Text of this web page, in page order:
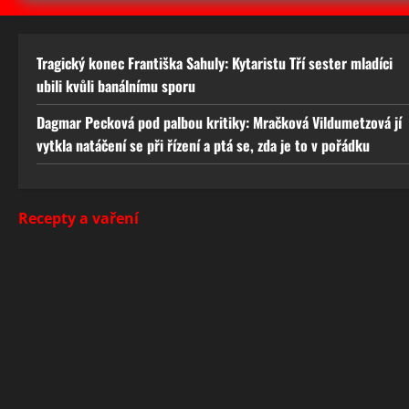
Tragický konec Františka Sahuly: Kytaristu Tří sester mladíci
ubili kvůli banálnímu sporu
Dagmar Pecková pod palbou kritiky: Mračková Vildumetzová jí
vytkla natáčení se při řízení a ptá se, zda je to v pořádku
Recepty a vaření